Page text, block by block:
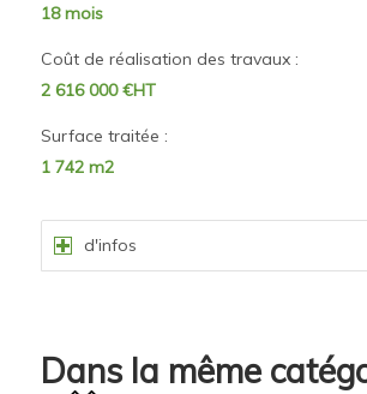
18 mois
Coût de réalisation des travaux :
2 616 000 €HT
Surface traitée :
1 742 m2
d'infos
Dans la même